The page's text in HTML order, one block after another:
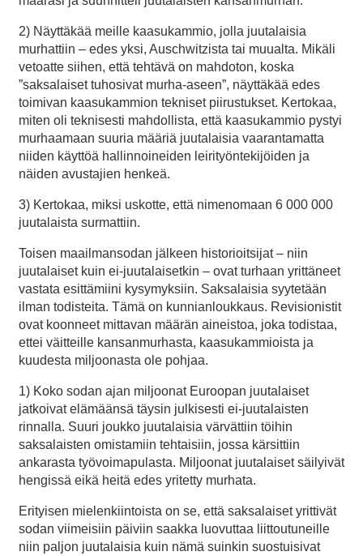
2) Näyttäkää meille kaasukammio, jolla juutalaisia
murhattiin – edes yksi, Auschwitzista tai muualta. Mikäli
vetoatte siihen, että tehtävä on mahdoton, koska
”saksalaiset tuhosivat murha-aseen”, näyttäkää edes
toimivan kaasukammion tekniset piirustukset. Kertokaa,
miten oli teknisesti mahdollista, että kaasukammio pystyi
murhaamaan suuria määriä juutalaisia vaarantamatta
niiden käyttöä hallinnoineiden leirityöntekijöiden ja
näiden avustajien henkeä.
3) Kertokaa, miksi uskotte, että nimenomaan 6 000 000
juutalaista surmattiin.
Toisen maailmansodan jälkeen historioitsijat – niin
juutalaiset kuin ei-juutalaisetkin – ovat turhaan yrittäneet
vastata esittämiini kysymyksiin. Saksalaisia syytetään
ilman todisteita. Tämä on kunnianloukkaus. Revisionistit
ovat koonneet mittavan määrän aineistoa, joka todistaa,
ettei väitteille kansanmurhasta, kaasukammioista ja
kuudesta miljoonasta ole pohjaa.
1) Koko sodan ajan miljoonat Euroopan juutalaiset
jatkoivat elämäänsä täysin julkisesti ei-juutalaisten
rinnalla. Suuri joukko juutalaisia värvättiin töihin
saksalaisten omistamiin tehtaisiin, jossa kärsittiin
ankarasta työvoimapulasta. Miljoonat juutalaiset säilyivät
hengissä eikä heitä edes yritetty murhata.
Erityisen mielenkiintoista on se, että saksalaiset yrittivät
sodan viimeisiin päiviin saakka luovuttaa liittoutuneille
niin paljon juutalaisia kuin nämä suinkin suostuisivat